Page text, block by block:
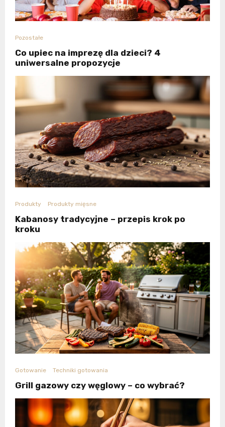
Pozostałe
Co upiec na imprezę dla dzieci? 4
uniwersalne propozycje
Produkty Produkty mięsne
Kabanosy tradycyjne – przepis krok po
kroku
Gotowanie Techniki gotowania
Grill gazowy czy węglowy – co wybrać?